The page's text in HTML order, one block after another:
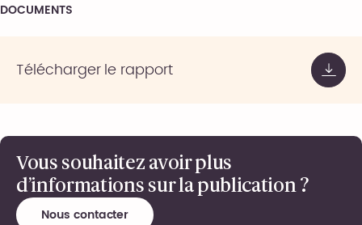
DOCUMENTS
Télécharger le rapport
Vous souhaitez avoir plus
d’informations sur la publication ?
Nous contacter